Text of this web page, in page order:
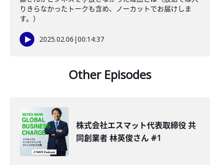
りきらなかったトークも含め、ノーカットでお届けしま
す。）
2025.02.06 |00:14:37
Other Episodes
株式会社エスマット代表取締役 共
同創業者 林英俊さん #1